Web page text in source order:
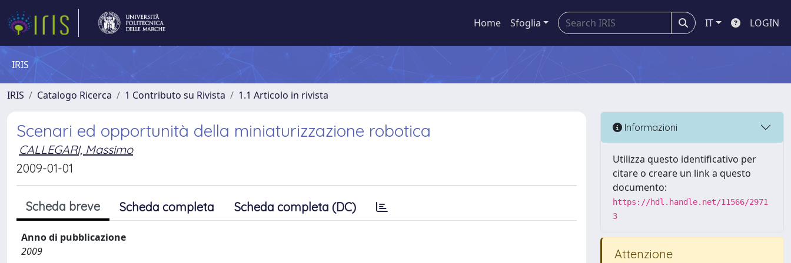
Home Sfoglia IT LOGIN
IRIS
IRIS Catalogo Ricerca 1 Contributo su Rivista 1.1 Articolo in rivista
Scenari ed opportunità della miniaturizzazione robotica
CALLEGARI, Massimo
2009-01-01
Scheda breve Scheda completa Scheda completa (DC)
Anno di pubblicazione
2009
Informazioni
Utilizza questo identificativo per
citare o creare un link a questo
documento:
https://hdl.handle.net/11566/2971
3
Attenzione